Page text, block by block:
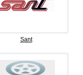
Sant